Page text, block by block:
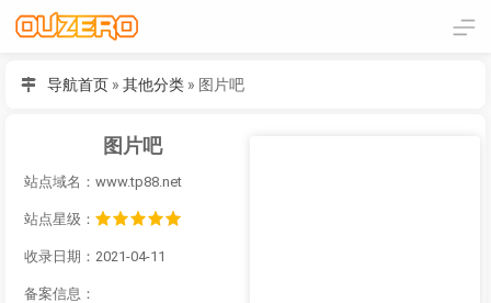
导航首页 » 其他分类 » 图片吧
图片吧
站点域名：www.tp88.net
站点星级：
收录日期：2021-04-11
备案信息：